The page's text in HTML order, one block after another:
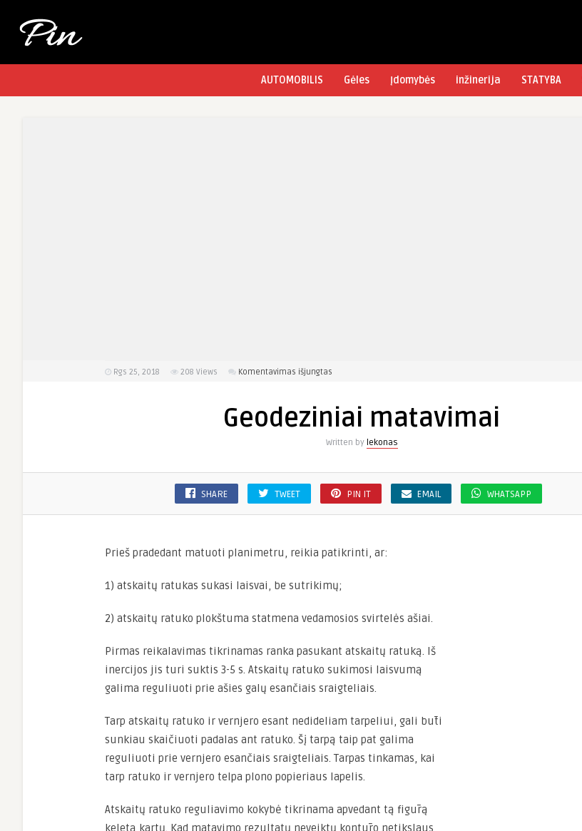
AUTOMOBILIS Gėles Įdomybės inžinerija STATYBA
Rgs 25, 2018 208 Views Komentavimas išjungtas
Geodeziniai matavimai
Written by lekonas
SHARE TWEET PIN IT EMAIL WHATSAPP
Prieš pradedant matuoti planimetru, reikia patikrinti, ar:
1) atskaitų ratukas sukasi laisvai, be sutrikimų;
2) atskaitų ratuko plokštuma statmena vedamosios svirtelės ašiai.
Pirmas reikalavimas tikrinamas ranka pasukant atskaitų ratuką. Iš
inercijos jis turi suktis 3-5 s. Atskaitų ratuko sukimosi laisvumą
galima reguliuoti prie ašies galų esančiais sraigteliais.
Tarp atskaitų ratuko ir vernjero esant nedideliam tarpeliui, gali būti
sunkiau skaičiuoti padalas ant ratuko. Šį tarpą taip pat galima
reguliuoti prie vernjero esančiais sraigteliais. Tarpas tinkamas, kai
tarp ratuko ir vernjero telpa plono popieriaus lapelis.
Atskaitų ratuko reguliavimo kokybė tikrinama apvedant tą figūrą
keletą kartų. Kad matavimo rezultatų neveiktų kontūro netikslaus